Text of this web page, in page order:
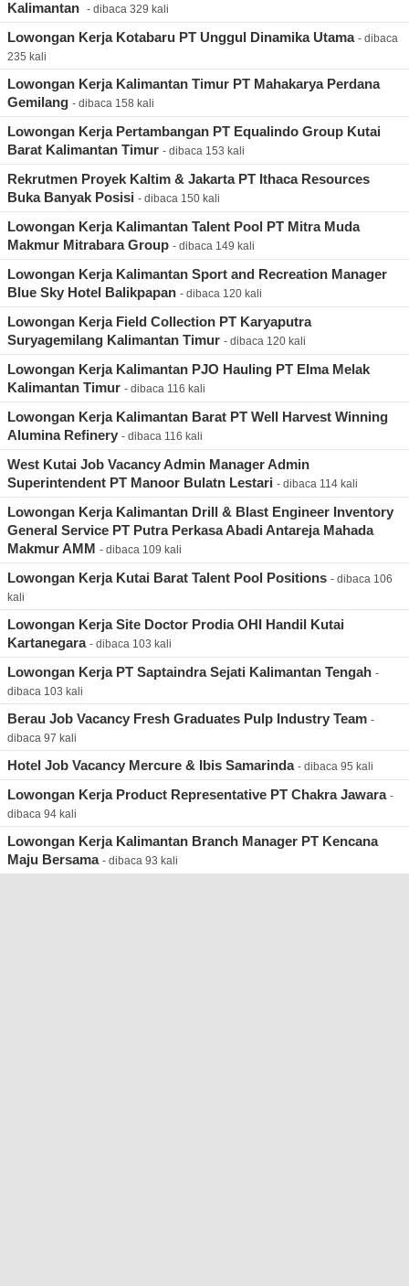
Kalimantan ​ - dibaca 329 kali
Lowongan Kerja Kotabaru PT Unggul Dinamika Utama - dibaca
235 kali
Lowongan Kerja Kalimantan Timur PT Mahakarya Perdana
Gemilang - dibaca 158 kali
Lowongan Kerja Pertambangan PT Equalindo Group Kutai
Barat Kalimantan Timur - dibaca 153 kali
Rekrutmen Proyek Kaltim & Jakarta PT Ithaca Resources
Buka Banyak Posisi - dibaca 150 kali
Lowongan Kerja Kalimantan Talent Pool PT Mitra Muda
Makmur Mitrabara Group - dibaca 149 kali
Lowongan Kerja Kalimantan Sport and Recreation Manager
Blue Sky Hotel Balikpapan - dibaca 120 kali
Lowongan Kerja Field Collection PT Karyaputra
Suryagemilang Kalimantan Timur - dibaca 120 kali
Lowongan Kerja Kalimantan PJO Hauling PT Elma Melak
Kalimantan Timur - dibaca 116 kali
Lowongan Kerja Kalimantan Barat PT Well Harvest Winning
Alumina Refinery - dibaca 116 kali
West Kutai Job Vacancy Admin Manager Admin
Superintendent PT Manoor Bulatn Lestari - dibaca 114 kali
Lowongan Kerja Kalimantan Drill & Blast Engineer Inventory
General Service PT Putra Perkasa Abadi Antareja Mahada
Makmur AMM - dibaca 109 kali
Lowongan Kerja Kutai Barat Talent Pool Positions - dibaca 106
kali
Lowongan Kerja Site Doctor Prodia OHI Handil Kutai
Kartanegara - dibaca 103 kali
Lowongan Kerja PT Saptaindra Sejati Kalimantan Tengah -
dibaca 103 kali
Berau Job Vacancy Fresh Graduates Pulp Industry Team -
dibaca 97 kali
Hotel Job Vacancy Mercure & Ibis Samarinda - dibaca 95 kali
Lowongan Kerja Product Representative PT Chakra Jawara -
dibaca 94 kali
Lowongan Kerja Kalimantan Branch Manager PT Kencana
Maju Bersama - dibaca 93 kali